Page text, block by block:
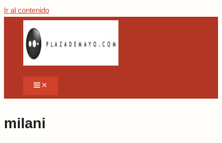
Ir al contenido
milani